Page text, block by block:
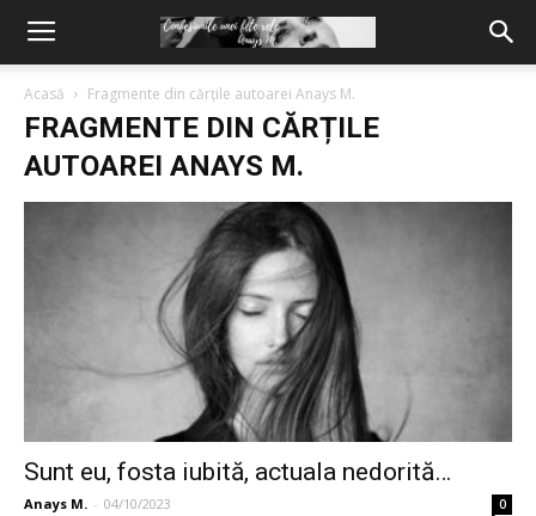
Acasă Fragmente din cărțile autoarei Anays M.
FRAGMENTE DIN CĂRȚILE
AUTOAREI ANAYS M.
Sunt eu, fosta iubită, actuala nedorită…
Anays M. - 04/10/2023 0